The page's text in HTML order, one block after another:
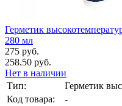
Герметик
280 мл
275 руб.
258.50 руб.
Нет в наличии
Тип:
Герметик
Код товара:
-